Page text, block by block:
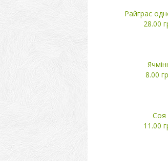
Райграс
28.00
8.00
Соя
11.00